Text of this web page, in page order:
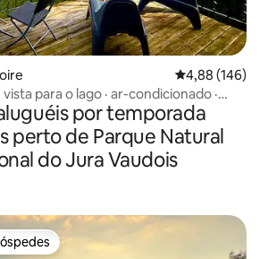
4,88 de uma
4,88 (146)
para o lago · ar-condicionado ·
por temporada
perto de Parque Natural
do Jura Vaudois
dos hóspedes